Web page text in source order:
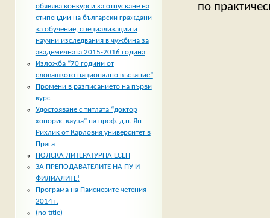
по
обявява конкурси за отпускане на
стипендии на български граждани
за обучение, специализации и
научни изследвания в чужбина за
академичната 2015-2016 година
Изложба “70 години от
словашкото национално въстание”
Промени в разписанието на първи
курс
Удостояване с титлата “доктор
хонорис кауза” на проф. д.н. Ян
Рихлик от Карловия университет в
Прага
ПОЛСКА ЛИТЕРАТУРНА ЕСЕН
ЗА ПРЕПОДАВАТЕЛИТЕ НА ПУ И
ФИЛИАЛИТЕ!
Програма на Паисиевите четения
2014 г.
(no title)